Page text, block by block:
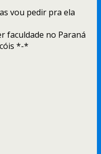
vou pedir pra ela
faculdade no Paraná
*-*